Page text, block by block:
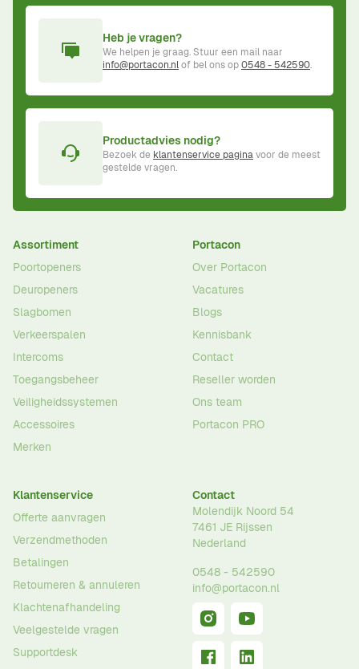
Heb je vragen?
We helpen je graag. Stuur een mail naar
info@portacon.nlof bel ons op0548 - 542590.
Productadvies nodig?
Bezoek de klantenservice paginavoor de meest
gestelde vragen.
Assortiment
Poortopeners
Deuropeners
Slagbomen
Verkeerspalen
Intercoms
Toegangsbeheer
Veiligheidssystemen
Accessoires
Merken
Portacon
Over Portacon
Vacatures
Blogs
Kennisbank
Contact
Reseller worden
Ons team
Portacon PRO
Klantenservice
Offerte aanvragen
Verzendmethoden
Betalingen
Retourneren & annuleren
Klachtenafhandeling
Veelgestelde vragen
Supportdesk
Contact
Molendijk Noord 54
7461 JE Rijssen
Nederland
0548 - 542590
info@portacon.nl